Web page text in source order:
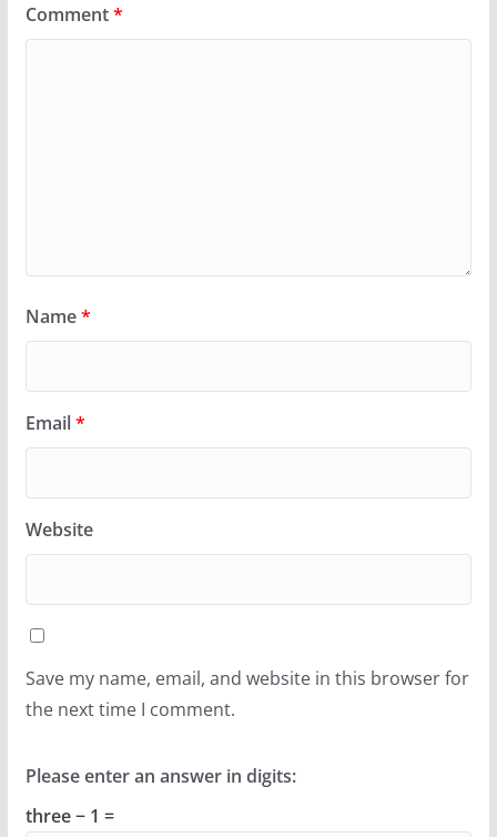
Comment*
Name*
Email*
Website
Save my name, email, and website in this browser for
the next time I comment.
Please enter an answer in digits:
three − 1 =